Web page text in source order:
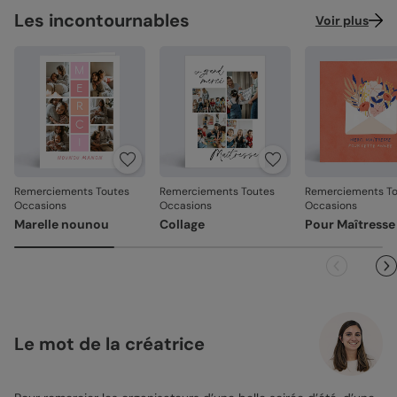
Les incontournables Voir plus
Remerciements Toutes
Occasions
Marelle nounou
Remerciements Toutes
Occasions
Collage
Remerciements
Occasions
Pour Maîtresse
Le mot de la créatrice